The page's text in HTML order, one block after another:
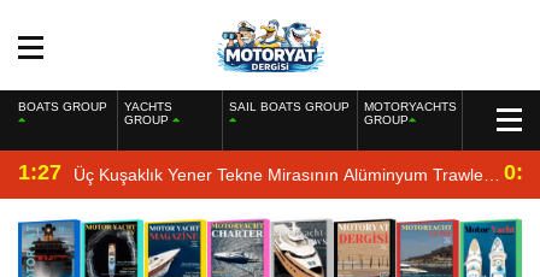
BOATS GROUP
YACHTS
GROUP
SAIL BOATS GROUP
MOTORYACHTS
GROUP
1:27 Üç Kuşaklık Yener Tekne Mirasının Alüminyum Trawler
Yorumu